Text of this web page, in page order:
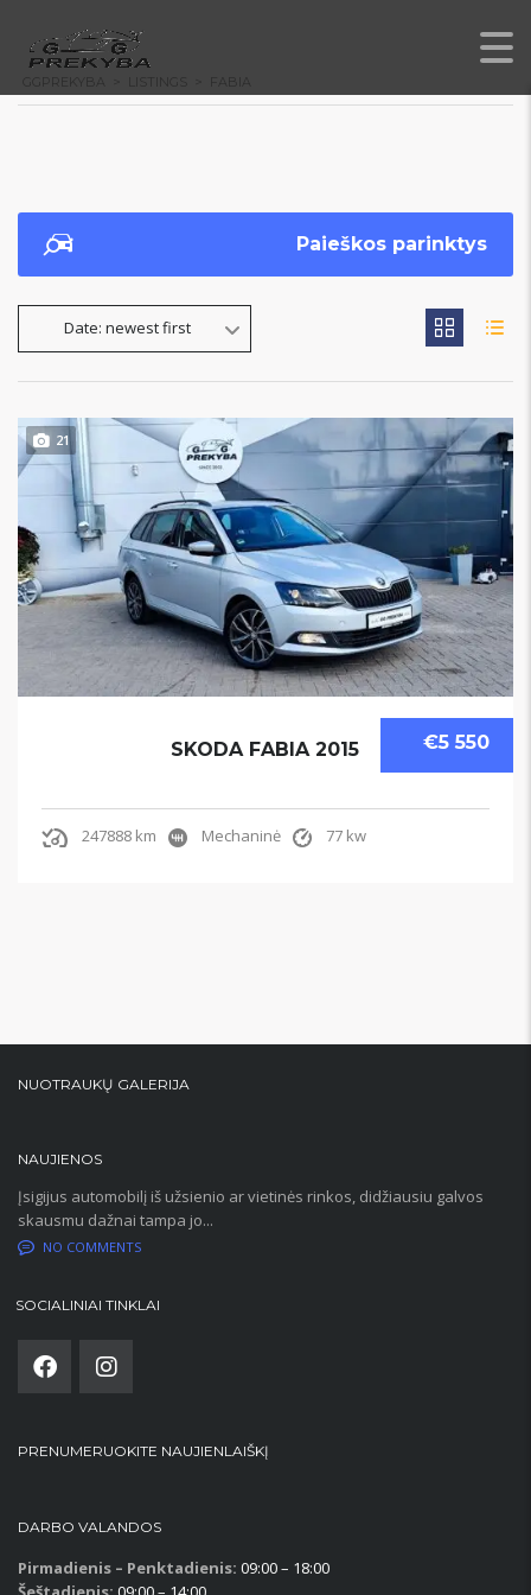
GGPREKYBA LISTINGS FABIA
Paieškos parinktys
Date: newest first
21
€5 550
SKODA FABIA 2015
247888 km Mechaninė 77 kw
NUOTRAUKŲ GALERIJA
NAUJIENOS
Įsigijus automobilį iš užsienio ar vietinės rinkos, didžiausiu galvos
skausmu dažnai tampa jo...
NO COMMENTS
SOCIALINIAI TINKLAI
PRENUMERUOKITE NAUJIENLAIŠKĮ
DARBO VALANDOS
Pirmadienis – Penktadienis: 09:00 – 18:00